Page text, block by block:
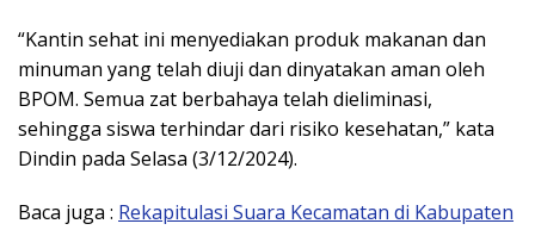
“Kantin sehat ini menyediakan produk makanan dan
minuman yang telah diuji dan dinyatakan aman oleh
BPOM. Semua zat berbahaya telah dieliminasi,
sehingga siswa terhindar dari risiko kesehatan,” kata
Dindin pada Selasa (3/12/2024).
Baca juga : Rekapitulasi Suara Kecamatan di Kabupaten